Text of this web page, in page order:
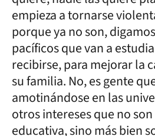
empieza a tornarse
porque ya no son,
pacíficos que van a
recibirse, para mejorar la
su familia. No, es gente
amotinándose en las
otros intereses que no
educativa, sino más bien